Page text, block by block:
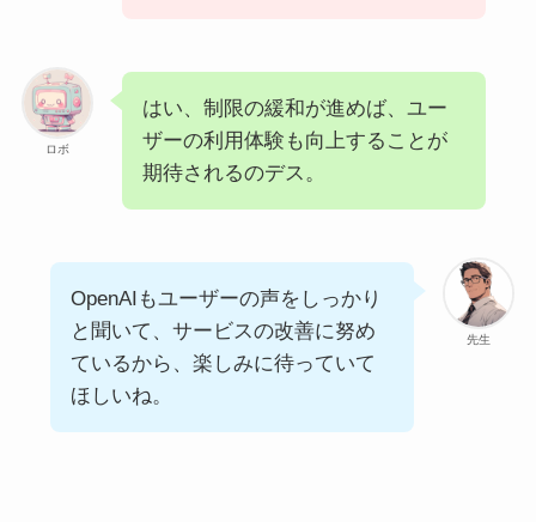
ロボ
はい、制限の緩和が進めば、ユー
ザーの利用体験も向上することが
期待されるのデス。
先生
OpenAIもユーザーの声をしっかり
と聞いて、サービスの改善に努め
ているから、楽しみに待っていて
ほしいね。